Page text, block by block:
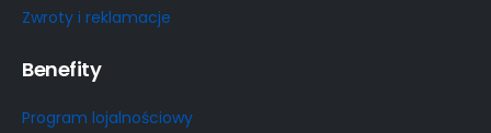
Zwroty i reklamacje
Benefity
Program lojalnościowy